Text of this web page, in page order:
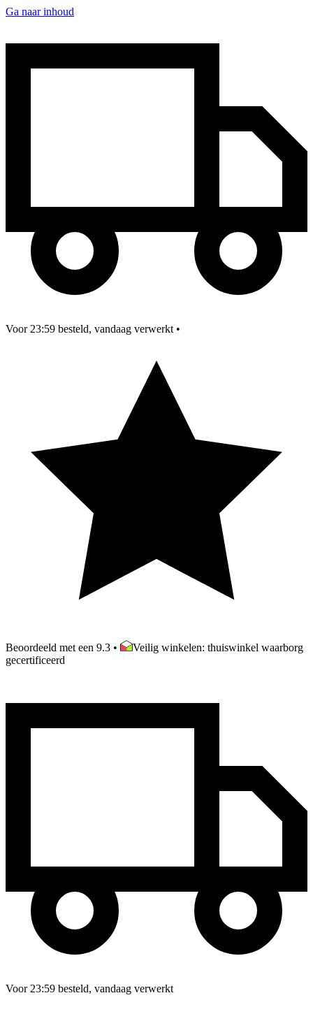
Ga naar inhoud
Voor 23:59 besteld, vandaag verwerkt •
Beoordeeld met een 9.3 •
Veilig winkelen: thuiswinkel waarborg
gecertificeerd
Voor 23:59 besteld, vandaag verwerkt